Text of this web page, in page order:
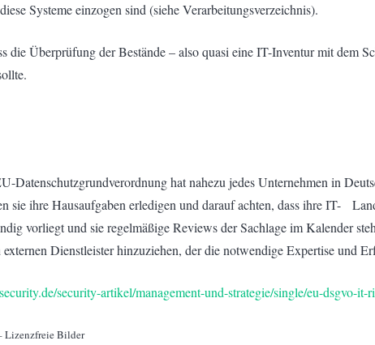
Systeme einzogen sind (siehe Verarbeitungsverzeichnis).
die Überprüfung der Bestände – also quasi eine IT-Inventur mit dem
Datenschutzgrundverordnung hat nahezu jedes Unternehmen in
sie ihre Hausaufgaben erledigen und darauf achten, dass ihre IT-
vorliegt und sie regelmäßige Reviews der Sachlage im Kalender
externen Dienstleister hinzuziehen, der die notwendige Expertise und
security-artikel/management-und-strategie/single/eu-dsgvo-it-
Lizenzfreie Bilder